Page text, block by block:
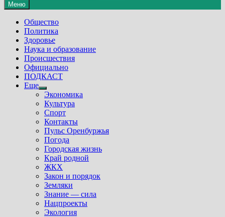
Меню
Общество
Политика
Здоровье
Наука и образование
Происшествия
Официально
ПОДКАСТ
Еще
Show
sub
menu
Экономика
Культура
Спорт
Контакты
Пульс Оренбуржья
Погода
Городская жизнь
Край родной
ЖКХ
Закон и порядок
Земляки
Знание — сила
Нацпроекты
Экология